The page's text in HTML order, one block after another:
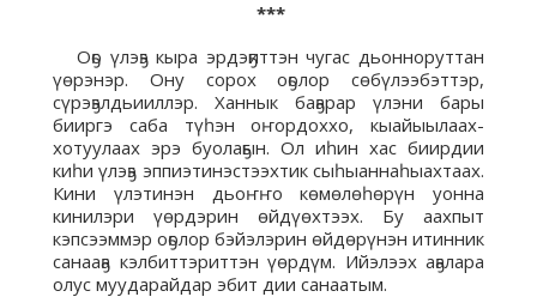
***
Оҕо үлэҕэ кыра эрдэҕиттэн чугас дьонноруттан
үөрэнэр. Ону сорох оҕолор сөбүлээбэттэр,
сүрэҕэлдьииллэр. Ханнык баҕарар үлэни бары
бииргэ саба түһэн оҥордоххо, кыайыылаах-
хотуулаах эрэ буолаҕын. Ол иһин хас биирдии
киһи үлэҕэ эппиэтинэстээхтик сыһыаннаһыахтаах.
Кини үлэтинэн дьоҥҥо көмөлөһөрүн уонна
кинилэри үөрдэрин өйдүөхтээх. Бу аахпыт
кэпсээммэр оҕолор бэйэлэрин өйдөрүнэн итинник
санааҕа кэлбиттэриттэн үөрдүм. Ийэлээх аҕалара
олус муударайдар эбит дии санаатым.